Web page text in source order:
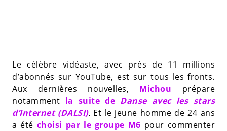
Le célèbre vidéaste, avec près de 11 millions
d’abonnés sur YouTube, est sur tous les fronts.
Aux dernières nouvelles, Michou prépare
notamment la suite de Danse avec les stars
d’Internet (DALSI). Et le jeune homme de 24 ans
a été choisi par le groupe M6 pour commenter